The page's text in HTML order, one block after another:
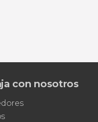
Ruanda de un
con nosotros